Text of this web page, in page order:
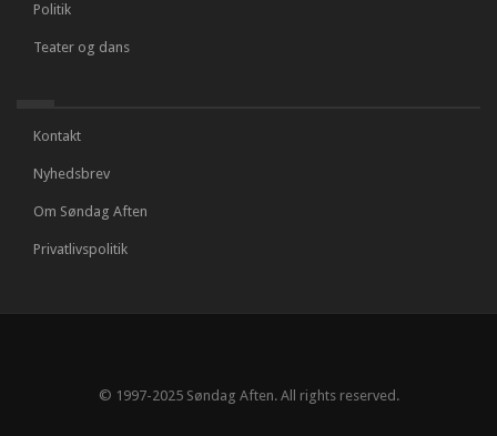
Politik
Teater og dans
Kontakt
Nyhedsbrev
Om Søndag Aften
Privatlivspolitik
© 1997-2025 Søndag Aften. All rights reserved.